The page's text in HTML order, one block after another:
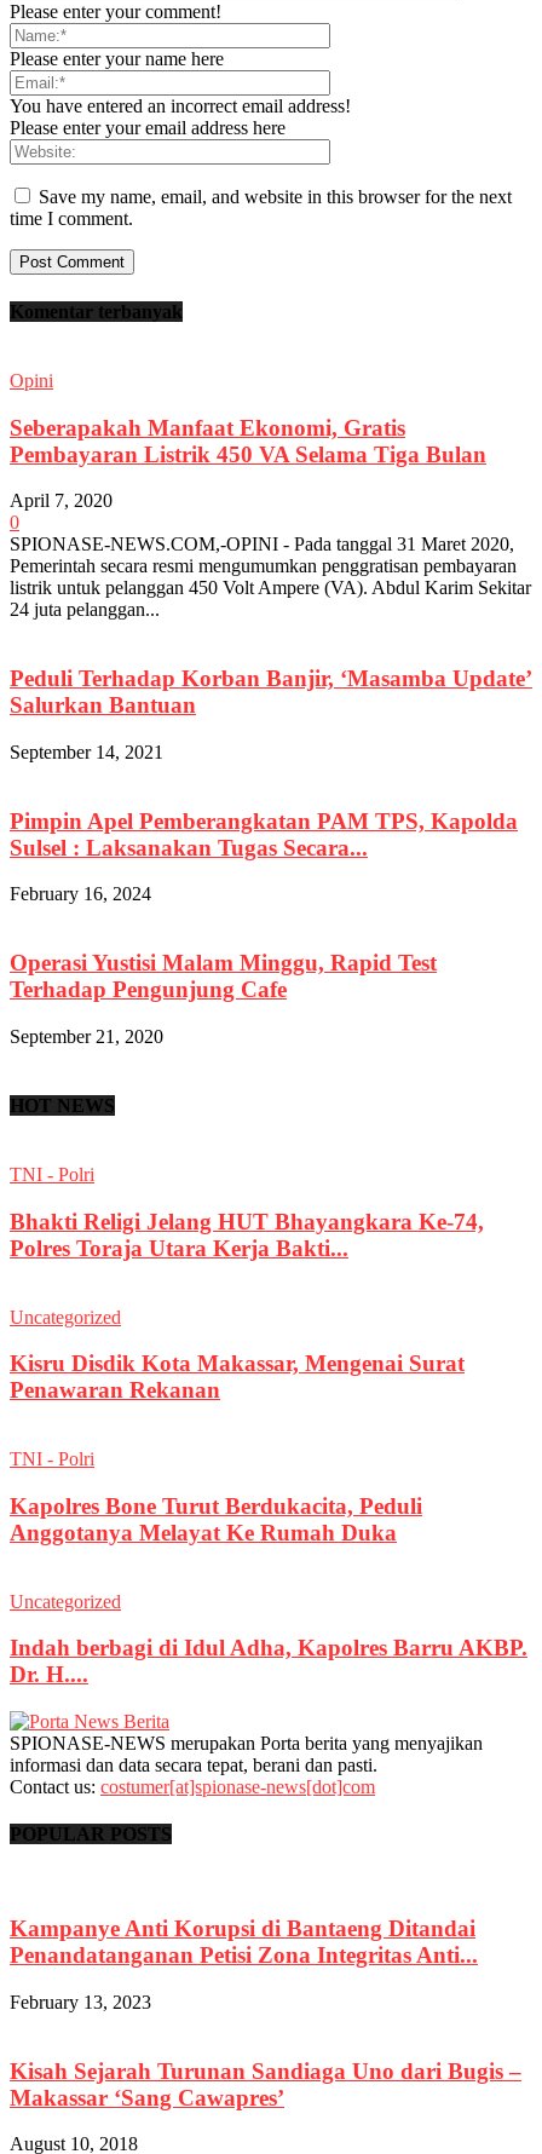
Please enter your comment!
Please enter your name here
You have entered an incorrect email address!
Please enter your email address here
Save my name, email, and website in this browser for the next
time I comment.
Komentar terbanyak
Opini
Seberapakah Manfaat Ekonomi, Gratis
Pembayaran Listrik 450 VA Selama Tiga Bulan
April 7, 2020
0
SPIONASE-NEWS.COM,-OPINI - Pada tanggal 31 Maret 2020,
Pemerintah secara resmi mengumumkan penggratisan pembayaran
listrik untuk pelanggan 450 Volt Ampere (VA). Abdul Karim Sekitar
24 juta pelanggan...
Peduli Terhadap Korban Banjir, ‘Masamba Update’
Salurkan Bantuan
September 14, 2021
Pimpin Apel Pemberangkatan PAM TPS, Kapolda
Sulsel : Laksanakan Tugas Secara...
February 16, 2024
Operasi Yustisi Malam Minggu, Rapid Test
Terhadap Pengunjung Cafe
September 21, 2020
HOT NEWS
TNI - Polri
Bhakti Religi Jelang HUT Bhayangkara Ke-74,
Polres Toraja Utara Kerja Bakti...
Uncategorized
Kisru Disdik Kota Makassar, Mengenai Surat
Penawaran Rekanan
TNI - Polri
Kapolres Bone Turut Berdukacita, Peduli
Anggotanya Melayat Ke Rumah Duka
Uncategorized
Indah berbagi di Idul Adha, Kapolres Barru AKBP.
Dr. H....
SPIONASE-NEWS merupakan Porta berita yang menyajikan
informasi dan data secara tepat, berani dan pasti.
Contact us: costumer[at]spionase-news[dot]com
POPULAR POSTS
Kampanye Anti Korupsi di Bantaeng Ditandai
Penandatanganan Petisi Zona Integritas Anti...
February 13, 2023
Kisah Sejarah Turunan Sandiaga Uno dari Bugis –
Makassar ‘Sang Cawapres’
August 10, 2018